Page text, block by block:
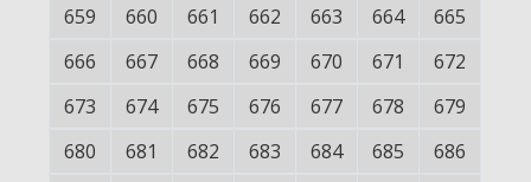
659
660 661 662 663 664
665
666
667 668 669 670 671
672
673
674 675 676 677 678
679
680
681 682 683 684 685
686